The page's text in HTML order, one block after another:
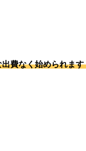
費なく始められま